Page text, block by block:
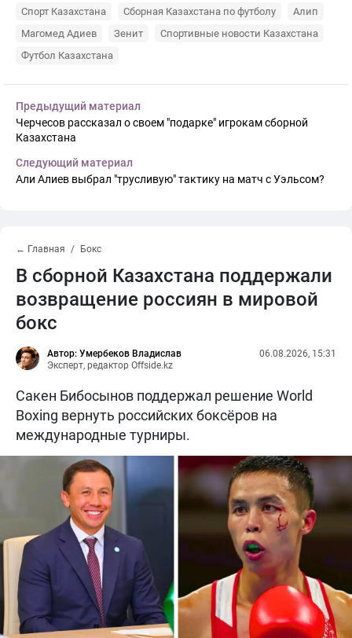
Спорт Казахстана Сборная Казахстана по футболу
Алип
Магомед Адиев
Зенит
Спортивные новости Казахстана
Футбол Казахстана
Предыдущий материал
Черчесов рассказал о своем "подарке" игрокам сборной
Казахстана
Следующий материал
Али Алиев выбрал "трусливую" тактику на матч с Уэльсом?
← Главная Бокс
В сборной Казахстана поддержали
возвращение россиян в мировой
бокс
Автор: Умербеков Владислав
Эксперт, редактор Offside.kz
06.08.2026, 15:31
Сакен Бибосынов поддержал решение World
Boxing вернуть российских боксёров на
международные турниры.